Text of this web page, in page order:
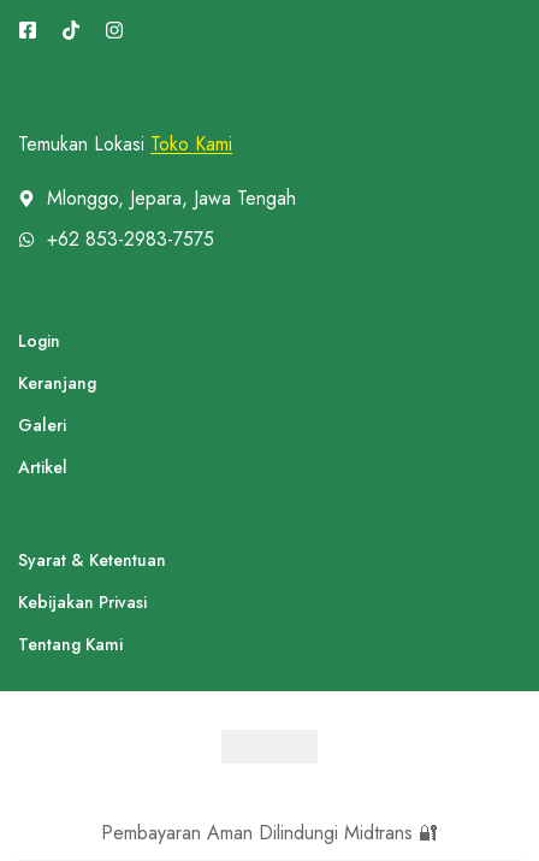
Temukan Lokasi Toko Kami
Mlonggo, Jepara, Jawa Tengah
+62 853-2983-7575
Login
Keranjang
Galeri
Artikel
Syarat & Ketentuan
Kebijakan Privasi
Tentang Kami
Pembayaran Aman Dilindungi Midtrans 🔐